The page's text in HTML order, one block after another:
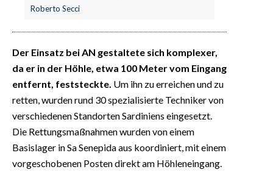
Roberto Secci
Der Einsatz bei AN gestaltete sich komplexer,
da er in der Höhle, etwa 100 Meter vom Eingang
entfernt, feststeckte. Um ihn zu erreichen und zu
retten, wurden rund 30 spezialisierte Techniker von
verschiedenen Standorten Sardiniens eingesetzt.
Die Rettungsmaßnahmen wurden von einem
Basislager in Sa Senepida aus koordiniert, mit einem
vorgeschobenen Posten direkt am Höhleneingang.